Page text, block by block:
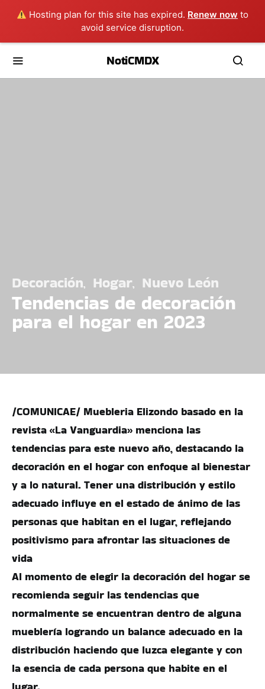
Hosting plan for this site has expired. Renew now to
avoid service disruption.
NotiCMDX
Decoración Hogar Nuevo León
Tendencias de decoración
para el hogar en 2023
/COMUNICAE/ Muebleria Elizondo basado en la
revista «La Vanguardia» menciona las
tendencias para este nuevo año, destacando la
decoración en el hogar con enfoque al bienestar
y a lo natural. Tener una distribución y estilo
adecuado influye en el estado de ánimo de las
personas que habitan en el lugar, reflejando
positivismo para afrontar las situaciones de
vida
Al momento de elegir la decoración del hogar se
recomienda seguir las tendencias que
normalmente se encuentran dentro de alguna
mueblería logrando un balance adecuado en la
distribución haciendo que luzca elegante y con
la esencia de cada persona que habite en el